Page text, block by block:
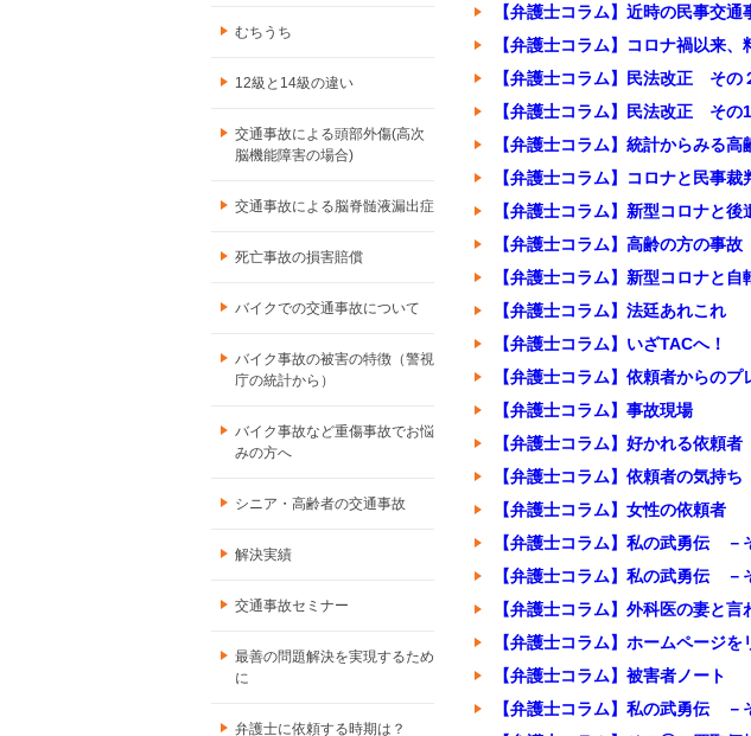
【弁護士コラム】近時の民事交
【弁護士コラム】コロナ禍以来
【弁護士コラム】民法改正 その
【弁護士コラム】民法改正 その1
【弁護士コラム】統計からみる
【弁護士コラム】コロナと民事裁
【弁護士コラム】新型コロナと後
【弁護士コラム】高齢の方の事故
【弁護士コラム】新型コロナと自
【弁護士コラム】法廷あれこれ
【弁護士コラム】いざTACへ！
【弁護士コラム】依頼者からのプ
【弁護士コラム】事故現場
【弁護士コラム】好かれる依頼者
【弁護士コラム】依頼者の気持ち
【弁護士コラム】女性の依頼者
【弁護士コラム】私の武勇伝
【弁護士コラム】私の武勇伝 －
【弁護士コラム】外科医の妻と言
【弁護士コラム】ホームページ
【弁護士コラム】被害者ノート
【弁護士コラム】私の武勇伝
むちうち
12級と14級の違い
交通事故による頭部外傷(高次
脳機能障害の場合)
交通事故による脳脊髄液漏出症
死亡事故の損害賠償
バイクでの交通事故について
バイク事故の被害の特徴（警視
庁の統計から）
バイク事故など重傷事故でお悩
みの方へ
シニア・高齢者の交通事故
解決実績
交通事故セミナー
最善の問題解決を実現するため
に
弁護士に依頼する時期は？